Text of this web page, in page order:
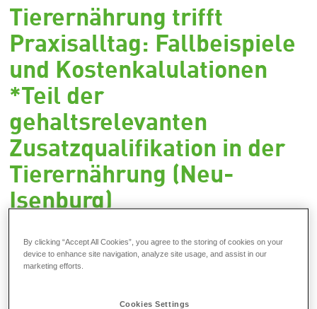
Tierernährung trifft
Praxisalltag: Fallbeispiele
und Kostenkalulationen
*Teil der
gehaltsrelevanten
Zusatzqualifikation in der
Tierernährung (Neu-
Isenburg)
Theorie wird erst durch Praxis lebendig. In diesem Modul
wenden Sie Ihr Wissen aus den bisherigen Einheiten gezielt an.
Gemeinsam bearbeiten wir reale Fallbeispiele aus der
Kalkulationen erstellen und anpassen. Dabei berücksichtigen Sie
By clicking “Accept All Cookies”, you agree to the storing of cookies on your
device to enhance site navigation, analyze site usage, and assist in our
marketing efforts.
Cookies Settings